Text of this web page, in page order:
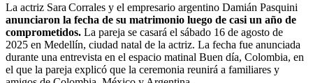
La actriz Sara Corrales y el empresario argentino Damián Pasquini
anunciaron la fecha de su matrimonio luego de casi un año de
comprometidos. La pareja se casará el sábado 16 de agosto de
2025 en Medellín, ciudad natal de la actriz. La fecha fue anunciada
durante una entrevista en el espacio matinal Buen día, Colombia, en
el que la pareja explicó que la ceremonia reunirá a familiares y